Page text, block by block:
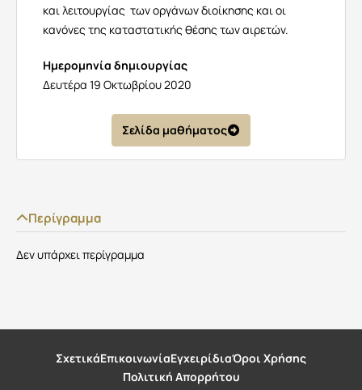
και λειτουργίας των οργάνων διοίκησης και οι
κανόνες της καταστατικής θέσης των αιρετών.
Ημερομηνία δημιουργίας
Δευτέρα 19 Οκτωβρίου 2020
Σελίδα μαθήματος
Περίγραμμα
Δεν υπάρχει περίγραμμα
ΣχετικάΕπικοινωνίαΕγχειρίδιαΌροι Χρήσης
Πολιτική Απορρήτου